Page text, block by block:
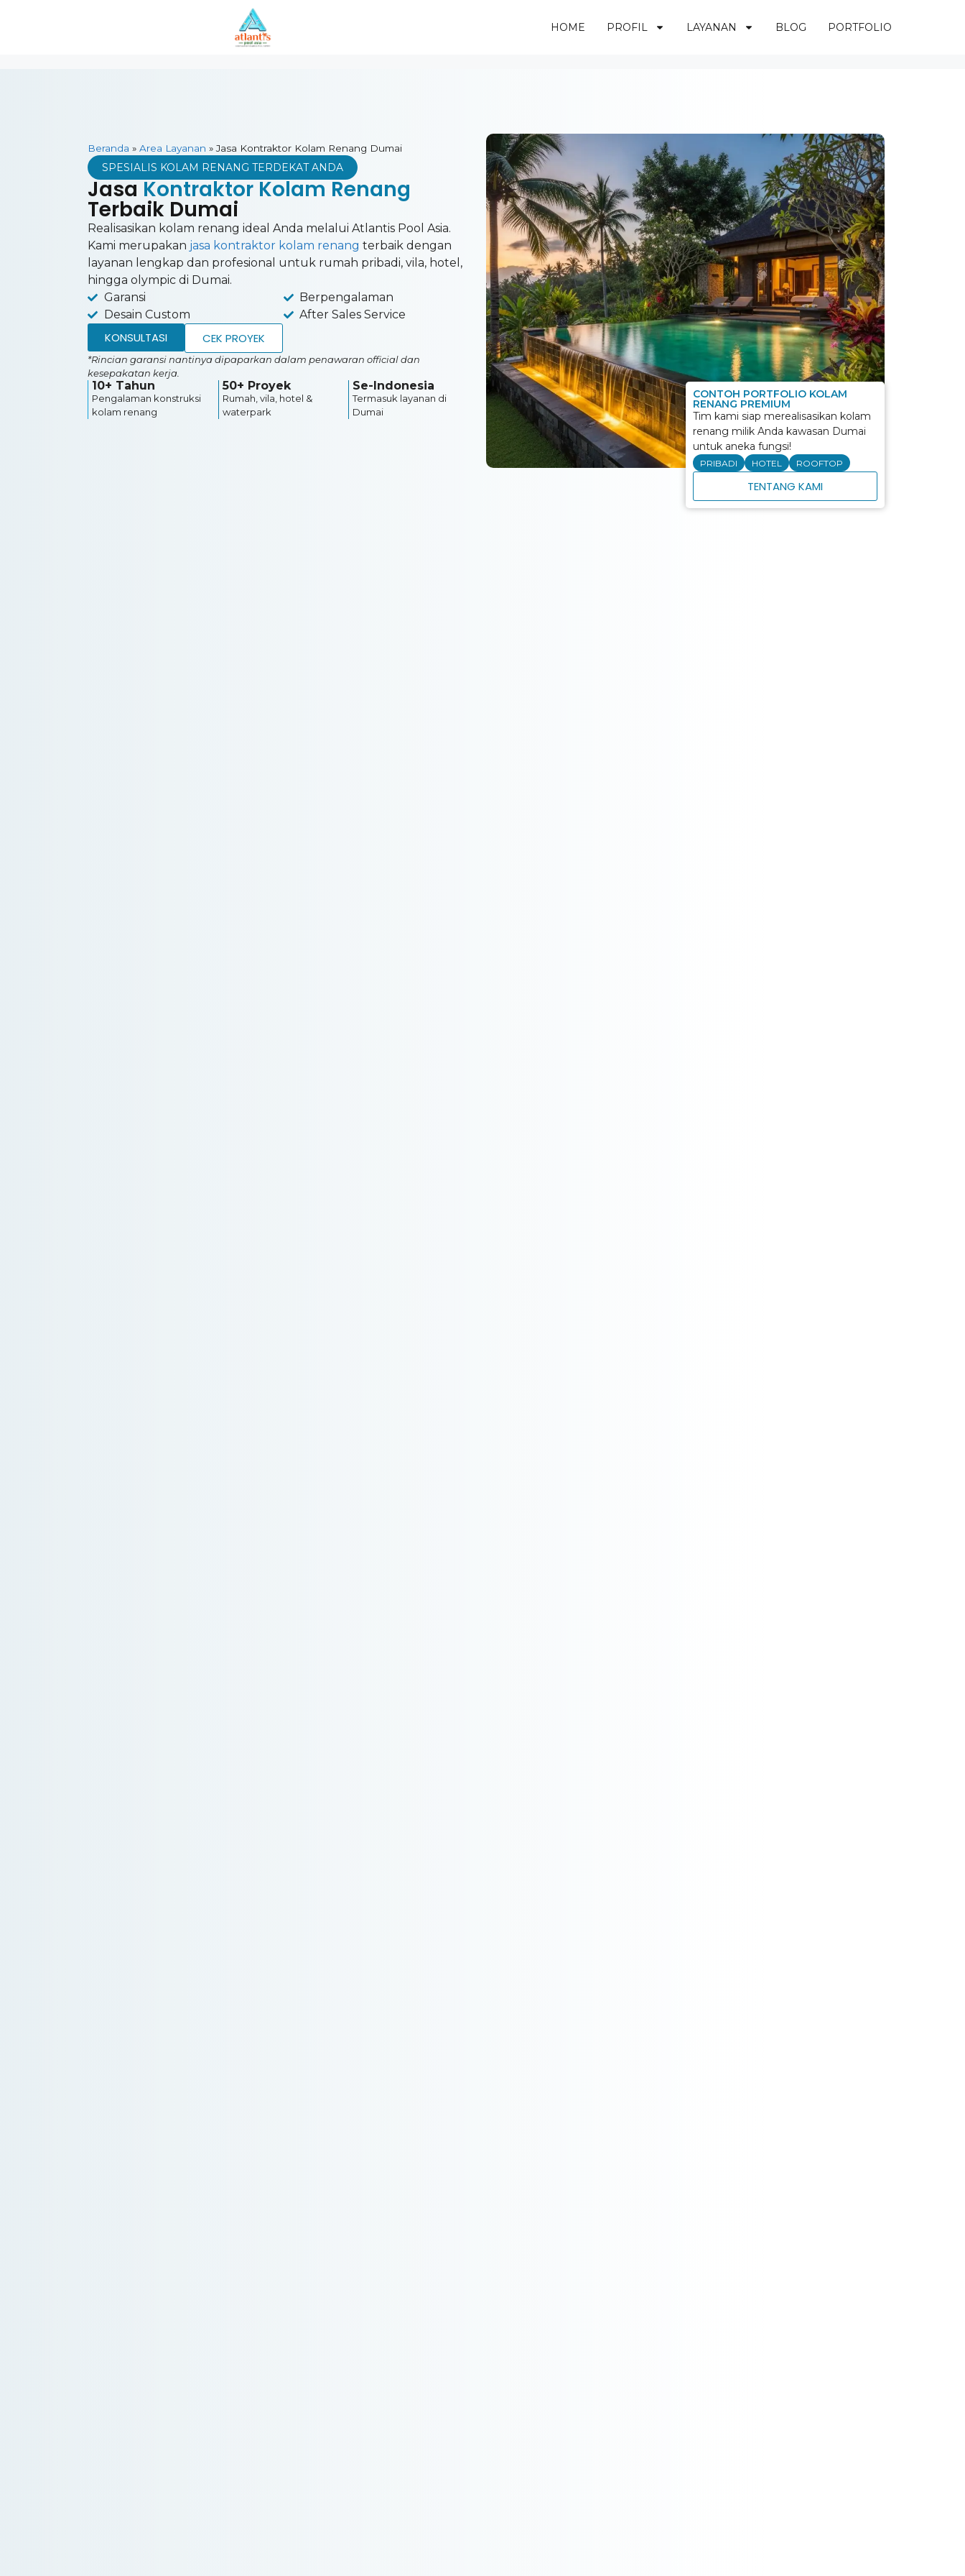
HOME PROFIL LAYANAN BLOG PORTFOLIO
Beranda » Area Layanan »Jasa Kontraktor Kolam Renang Dumai
SPESIALIS KOLAM RENANG TERDEKAT ANDA
JasaKontraktor Kolam Renang
Terbaik Dumai
Realisasikan kolam renang ideal Anda melalui Atlantis Pool Asia.
Kami merupakan jasa kontraktor kolam renang terbaik dengan
layanan lengkap dan profesional untuk rumah pribadi, vila, hotel,
hingga olympic di Dumai.
Garansi
Desain Custom
Berpengalaman
After Sales Service
KONSULTASI CEK PROYEK
*Rincian garansi nantinya dipaparkan dalam penawaran official dan
kesepakatan kerja.
10+ Tahun
Pengalaman konstruksi
kolam renang
50+ Proyek
Rumah, vila, hotel &
waterpark
Se-Indonesia
Termasuk layanan di
Dumai
CONTOH PORTFOLIO KOLAM
RENANG PREMIUM
Tim kami siap merealisasikan kolam
renang milik Anda kawasan Dumai
untuk aneka fungsi!
PRIBADI HOTEL ROOFTOP
TENTANG KAMI